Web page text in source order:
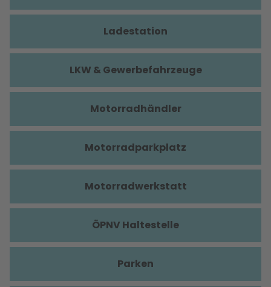
Ladestation
LKW & Gewerbefahrzeuge
Motorradhändler
Motorradparkplatz
Motorradwerkstatt
ÖPNV Haltestelle
Parken